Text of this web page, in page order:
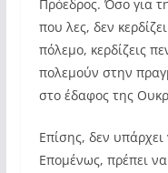
Πρόεδρος. Όσο για
που λες, δεν
πόλεμο, κερδίζεις
πολεμούν στην
στο έδαφος της
Επίσης, δεν
Επομένως, πρέπει